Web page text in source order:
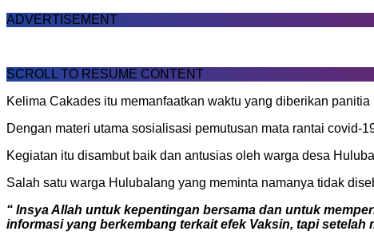
ADVERTISEMENT
SCROLL TO RESUME CONTENT
Kelima Cakades itu memanfaatkan waktu yang diberikan
Dengan materi utama sosialisasi pemutusan mata rantai
Kegiatan itu disambut baik dan antusias oleh warga desa
Salah satu warga Hulubalang yang meminta namanya tidak
“ Insya Allah untuk kepentingan bersama dan untuk
informasi yang berkembang terkait efek Vaksin, tapi